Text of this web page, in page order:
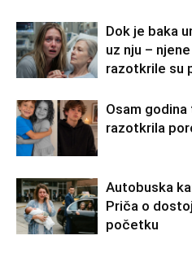
Dok je baka
uz nju –
razotkrile su
Osam
razotkrila
Autobuska
Priča o
početku